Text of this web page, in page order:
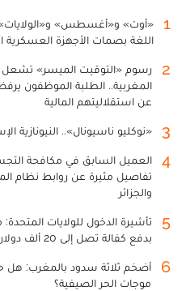
1
«أوت» و«أغسطس»
اللغة بصمات الأجهزة العسكرية
2
رسوم «التوقيت الميسر» تشعل
المغربية.. الطلبة الموظفون
عن استقلاليتهم المالية
3 «نوكليو ناسيونال».. النيونازية
4
العميل السابق في مكافحة
تفاصيل مثيرة عن روابط نظام
والجزائر
5
بدفع كفالة تصل إلى 20 ألف دولار
6
أضخم ثلاثة سدود بالمغرب:
موجات الحر الصيفية؟